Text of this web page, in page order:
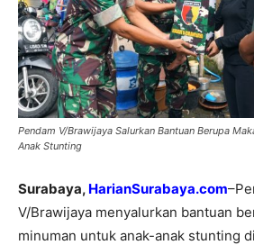
Pendam V/Brawijaya Salurkan Bantuan Berupa
Anak Stunting
Surabaya, HarianSurabaya.com
V/Brawijaya menyalurkan bantuan
minuman untuk anak-anak stunting